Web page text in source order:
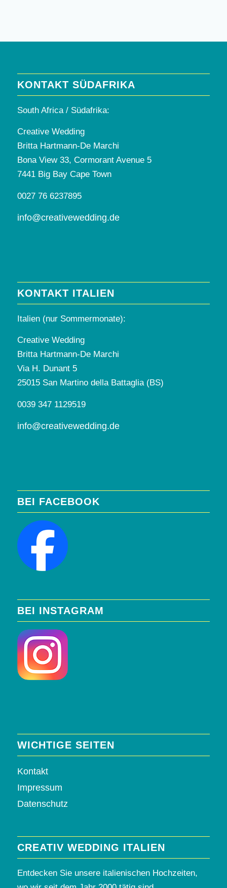
KONTAKT SÜDAFRIKA
South Africa / Südafrika:
Creative Wedding
Britta Hartmann-De Marchi
Bona View 33, Cormorant Avenue 5
7441 Big Bay Cape Town
0027 76 6237895
info@creativewedding.de
KONTAKT ITALIEN
Italien (nur Sommermonate):
Creative Wedding
Britta Hartmann-De Marchi
Via H. Dunant 5
25015 San Martino della Battaglia (BS)
0039 347 1129519
info@creativewedding.de
BEI FACEBOOK
BEI INSTAGRAM
WICHTIGE SEITEN
Kontakt
Impressum
Datenschutz
CREATIV WEDDING ITALIEN
Entdecken Sie unsere italienischen Hochzeiten,